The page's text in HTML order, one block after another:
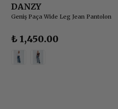
DANZY
Geniş Paça Wide Leg Jean Pantolon
₺ 1,450.00